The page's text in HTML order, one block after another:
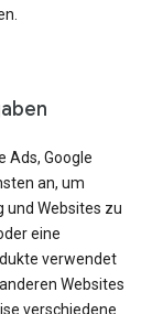
Ads, Google
an, um
und Websites zu
eine
verwendet
Websites
verschiedene